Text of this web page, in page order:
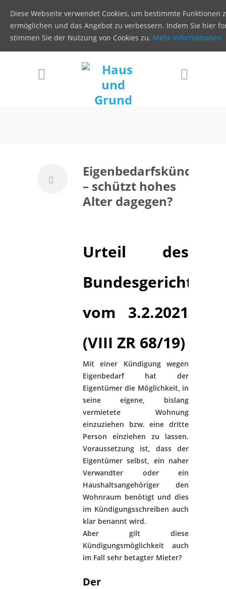
Eigenbedarfskündigung
– schützt hohes
Alter dagegen?
Urteil des
vom 3.2.2021
(VIII ZR 68/19)
Mit einer Kündigung wegen
Eigenbedarf hat der
Eigentümer die Möglichkeit, in
seine eigene, bislang
vermietete Wohnung
einzuziehen bzw. eine dritte
Person einziehen zu lassen.
Voraussetzung ist, dass der
Eigentümer selbst, ein naher
Verwandter oder ein
Haushaltsangehöriger den
Wohnraum benötigt und dies
im Kündigungsschreiben auch
klar benannt wird.
Aber gilt diese
Kündigungsmöglichkeit auch
im Fall sehr betagter Mieter?
Der
Diese Webseite verwendet Cookies, um bestimmte Funktionen
ermöglichen und das Angebot zu verbessern. Indem Sie hier
stimmen Sie der Nutzung von Cookies zu. Mehr Informationen